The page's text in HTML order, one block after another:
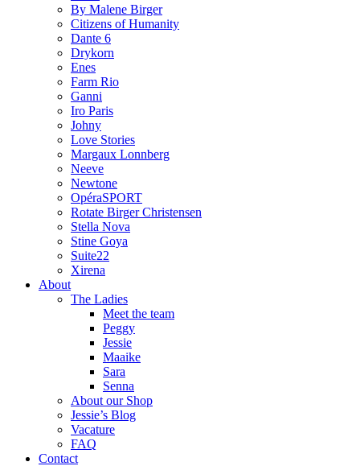
By Malene Birger
Citizens of Humanity
Dante 6
Drykorn
Enes
Farm Rio
Ganni
Iro Paris
Johny
Love Stories
Margaux Lonnberg
Neeve
Newtone
OpéraSPORT
Rotate Birger Christensen
Stella Nova
Stine Goya
Suite22
Xirena
About
The Ladies
Meet the team
Peggy
Jessie
Maaike
Sara
Senna
About our Shop
Jessie’s Blog
Vacature
FAQ
Contact